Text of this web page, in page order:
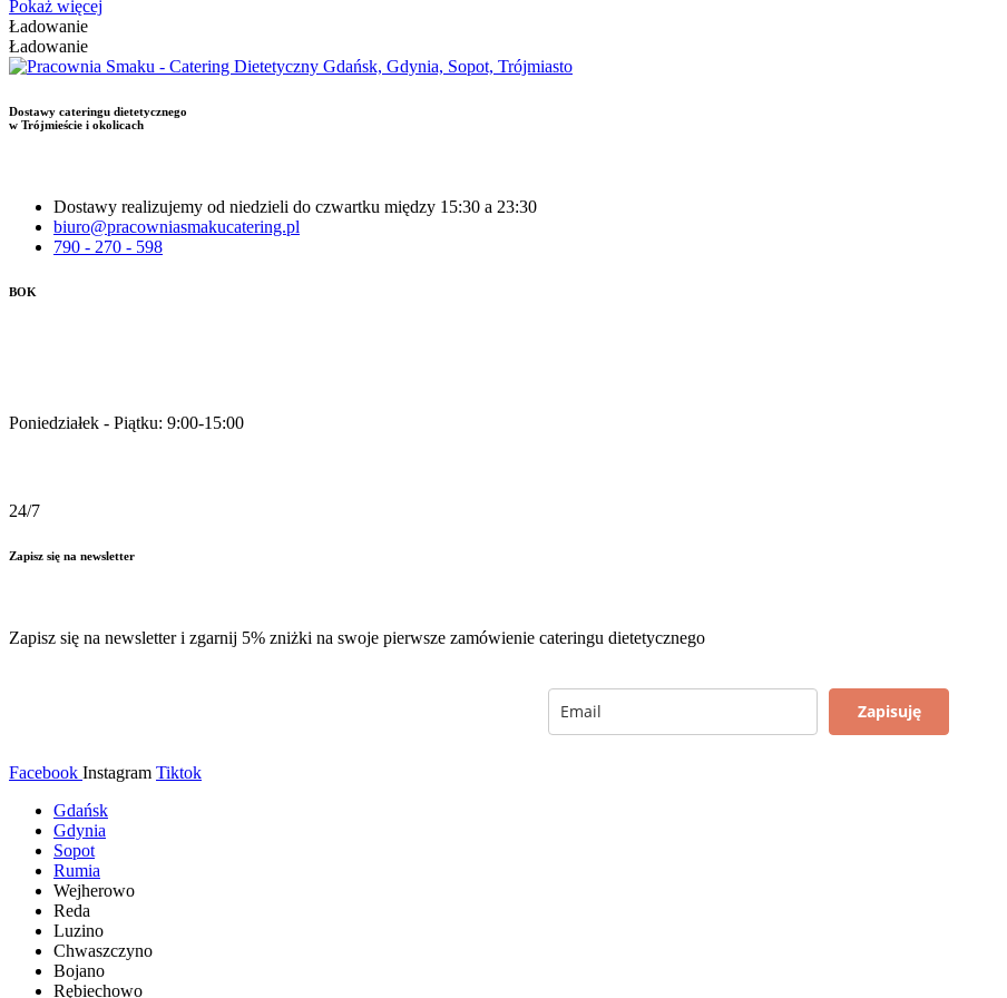
Pokaż więcej
Ładowanie
Ładowanie
Dostawy cateringu dietetycznego
w Trójmieście i okolicach
Dostawy realizujemy od niedzieli do czwartku między 15:30 a 23:30
biuro@pracowniasmakucatering.pl
790 - 270 - 598
BOK
Poniedziałek - Piątku: 9:00-15:00
24/7
Zapisz się na newsletter
Zapisz się na newsletter i zgarnij 5% zniżki na swoje pierwsze zamówienie cateringu dietetycznego
Zapisuję
Facebook Instagram Tiktok
Gdańsk
Gdynia
Sopot
Rumia
Wejherowo
Reda
Luzino
Chwaszczyno
Bojano
Rębiechowo